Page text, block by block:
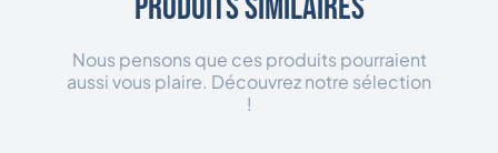
Nous pensons que ces produits pourraient
aussi vous plaire. Découvrez notre sélection
!